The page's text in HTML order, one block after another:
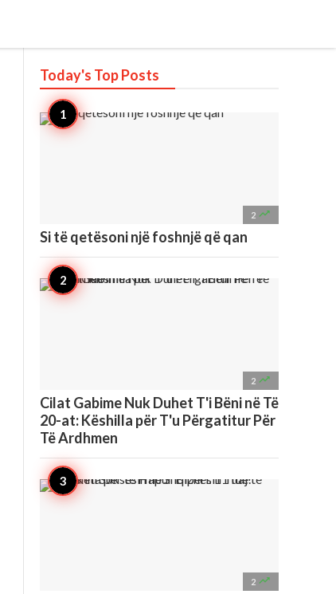
Today's TopPosts
2 
Si të qetësoni një foshnjë që qan
2 
Cilat Gabime Nuk Duhet T'i Bëni në Të
20-at: Këshilla për T'u Përgatitur Për
Të Ardhmen
2 